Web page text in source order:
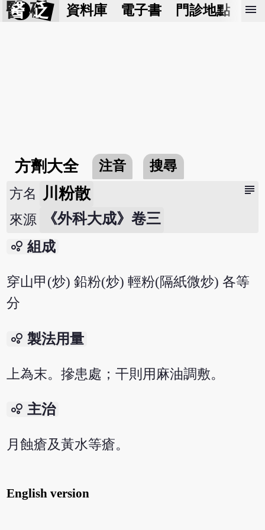
醫 砭 資料庫 電子書 門診地點 預
menu
方劑大全 注音 搜尋
subject
方名 川粉散
來源 《外科大成》卷三
bubble_chart 組成
穿山甲(炒) 鉛粉(炒) 輕粉(隔紙微炒) 各等
分
bubble_chart 製法用量
上為末。摻患處；干則用麻油調敷。
bubble_chart 主治
月蝕瘡及黃水等瘡。
English version